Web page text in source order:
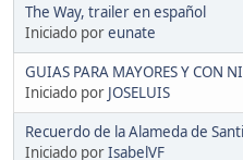
The Way, trailer en español
Iniciado poreunate
GUIAS PARA MAYORES Y CON
Iniciado por JOSELUIS
Recuerdo de la Alameda de
Iniciado porIsabelVF